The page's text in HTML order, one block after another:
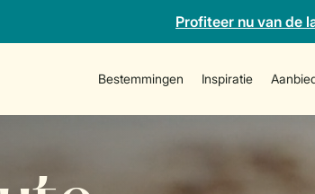
Profiteer nu van de
Bestemmingen Inspiratie